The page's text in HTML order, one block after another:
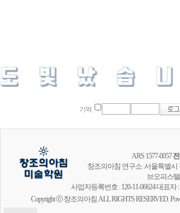
기억
ARS 1577-0057
창조의아침 연구소 :서울특별시
브오피스
사업자등록번호 : 120-11-06624 대표자
Copyright ⓒ 창조의아침 ALL RIGHTS RESERVED.